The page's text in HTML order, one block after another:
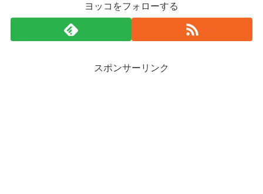
ヨッコをフォローする
スポンサーリンク